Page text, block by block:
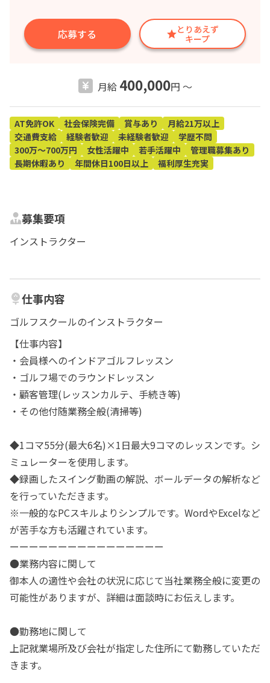
応募する
とりあえず
キープ
月給 400,000円 〜
AT免許OK 社会保険完備 賞与あり
月給21万以上
交通費支給
経験者歓迎 未経験者歓迎
学歴不問
300万～700万円
女性活躍中 若手活躍中
管理職募集あり
長期休暇あり
年間休日100日以上 福利厚生充実
募集要項
インストラクター
仕事内容
ゴルフスクールのインストラクター
【仕事内容】
・会員様へのインドアゴルフレッスン
・ゴルフ場でのラウンドレッスン
・顧客管理(レッスンカルテ、手続き等)
・その他付随業務全般(清掃等)
◆1コマ55分(最大6名)×1日最大9コマのレッスンです。シ
ミュレーターを使用します。
◆録画したスイング動画の解説、ボールデータの解析など
を行っていただきます。
※一般的なPCスキルよりシンプルです。WordやExcelなど
が苦手な方も活躍されています。
ーーーーーーーーーーーーーーーー
●業務内容に関して
御本人の適性や会社の状況に応じて当社業務全般に変更の
可能性がありますが、詳細は面談時にお伝えします。
●勤務地に関して
上記就業場所及び会社が指定した住所にて勤務していただ
きます。